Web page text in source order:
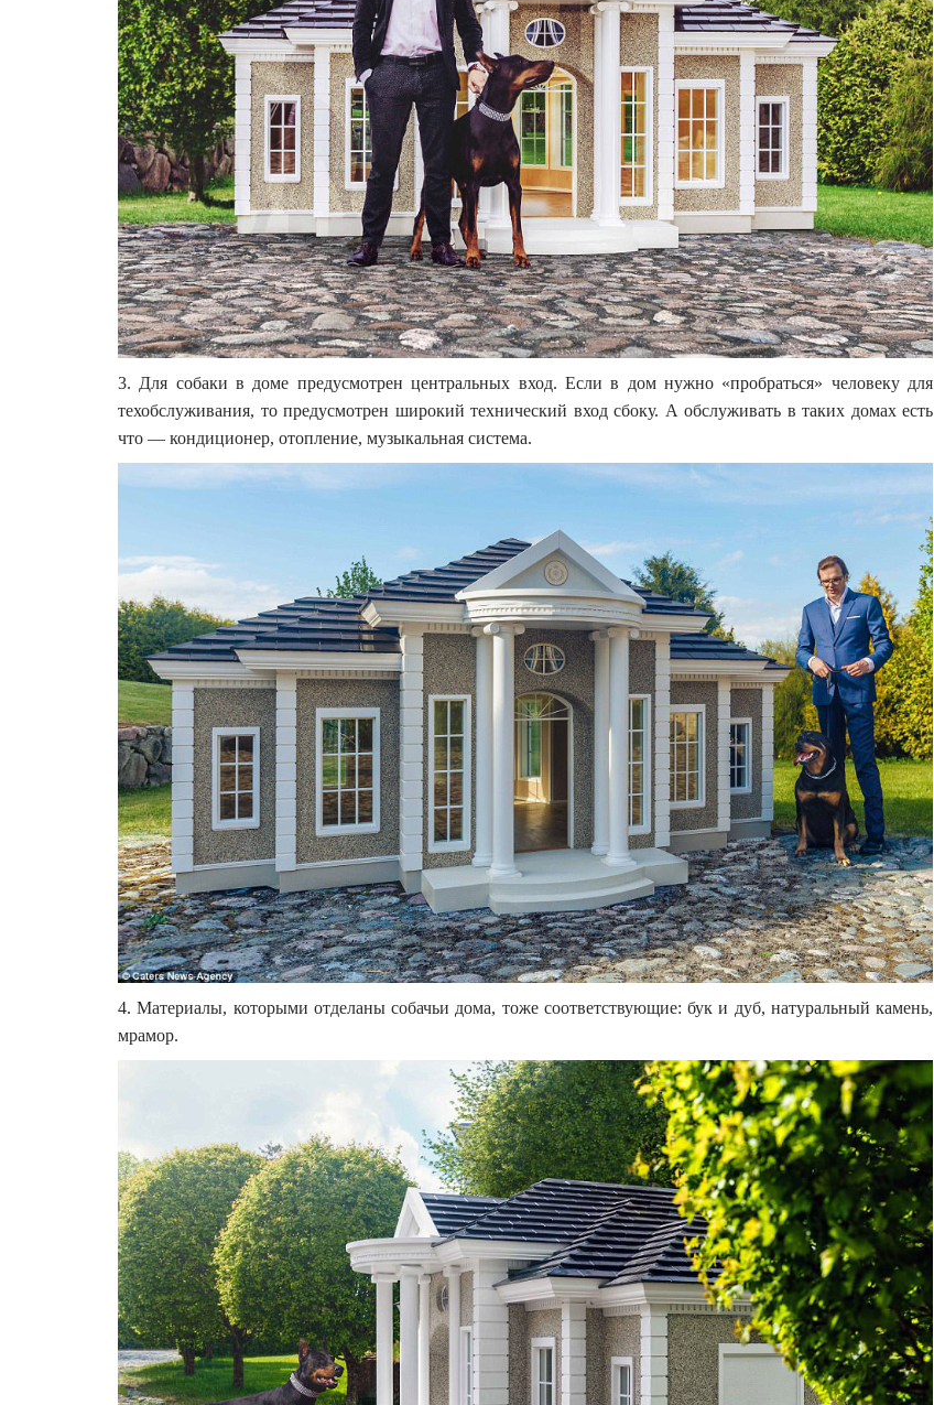
3. Для собаки в доме предусмотрен центральных вход. Если в дом нужно «пробраться» человеку для
техобслуживания, то предусмотрен широкий технический вход сбоку. А обслуживать в таких домах есть
что — кондиционер, отопление, музыкальная система.
4. Материалы, которыми отделаны собачьи дома, тоже соответствующие: бук и дуб, натуральный камень,
мрамор.